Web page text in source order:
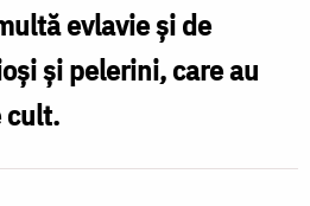
evlavie şi de
şi pelerini, care au
cult.